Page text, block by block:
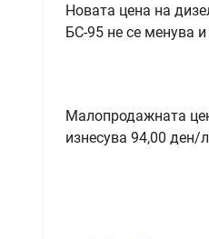
Новата цена на
БС-95 не се менува
Малопродажната
изнесува 94,00 ден/